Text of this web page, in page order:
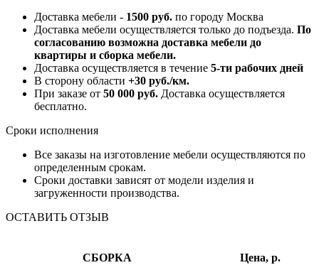
Доставка мебели - 1500 руб. по городу Москва
Доставка мебели осуществляется только до подъезда. По
согласованию возможна доставка мебели до
квартиры и сборка мебели.
Доставка осуществляется в течение 5-ти рабочих дней
В сторону области +30 руб./км.
При заказе от 50 000 руб. Доставка осуществляется
бесплатно.
Сроки исполнения
Все заказы на изготовление мебели осуществляются по
определенным срокам.
Сроки доставки зависят от модели изделия и
загруженности производства.
ОСТАВИТЬ ОТЗЫВ
СБОРКА
Цена, р.